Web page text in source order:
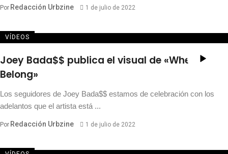
Por Redacción Urbzine 1 de julio de 2022
VÍDEOS
Joey Bada$$ publica el visual de «Where I
Belong»
Los seguidores de Joey Bada$$ estamos de celebración con los
adelantos que el artista está ...
Por Redacción Urbzine 1 de julio de 2022